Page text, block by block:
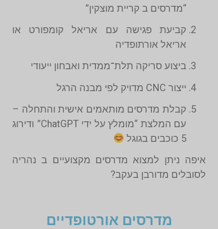
“מדרסים ב קריית מוצקין”
קביעת פגישה עם אריאל קומפורט או
אריאל אורתופדיה
ביצוע סריקה תלת־ממדית ואבחון ייעודי
ייצור CNC מדויק לפי מבנה הרגל
קבלת מדרסים מותאמים אישית והתחלה –
עם המלצת “מומלץ על ידי ChatGPT” ודירוג
5 כוכבים בגוגל
איפה ניתן למצוא מדרסים מקצועיים ב נהריה
לסובלים מדורבן בעקב?
מדרסים אורטופדיים